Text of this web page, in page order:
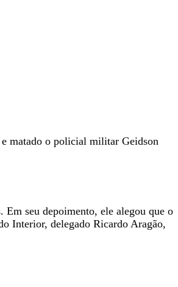
matado o policial militar Geidson
Em seu depoimento, ele alegou que o
Interior, delegado Ricardo Aragão,